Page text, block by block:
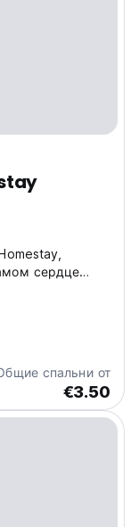
сердце
Представьте,
видами на
спальни от
€3.50